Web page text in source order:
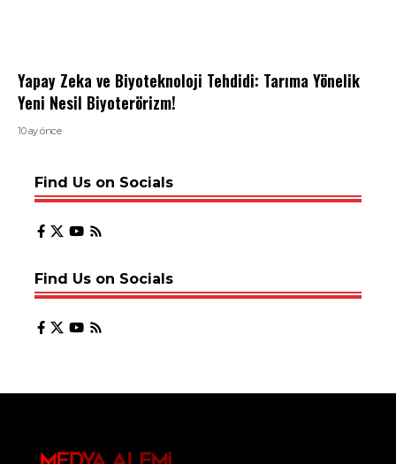
Yapay Zeka ve Biyoteknoloji Tehdidi: Tarıma Yönelik
Yeni Nesil Biyoterörizm!
10 ay önce
Find Us on Socials
Find Us on Socials